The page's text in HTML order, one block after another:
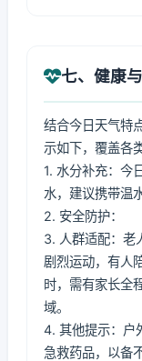
七、健康
结合今日天气特
示如下，覆盖各
1. 水分补充：今
水，建议携带温
2. 安全防护：
3. 人群适配：老
剧烈运动，有人
时，需有家长全
域。
4. 其他提示：户
急救药品，以备